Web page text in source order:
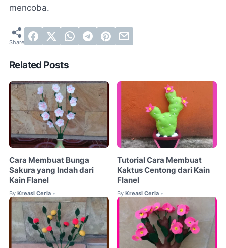
mencoba.
Related Posts
Cara Membuat Bunga
Sakura yang Indah dari
Kain Flanel
By Kreasi Ceria •
Tutorial Cara Membuat
Kaktus Centong dari Kain
Flanel
By Kreasi Ceria •